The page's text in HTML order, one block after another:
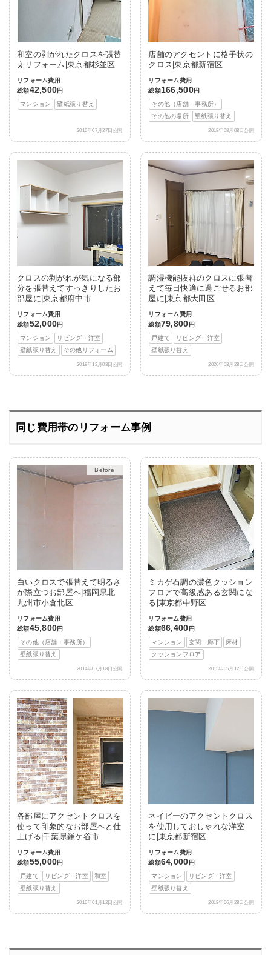
和室の剥がれたクロスを張替
えリフォーム|東京都杉並区
リフォーム費用
総額42,500円
マンション
壁紙張り替え
2016年07月27日公開
店舗のアクセントに格子状の
クロス|東京都新宿区
リフォーム費用
総額166,500円
その他（店舗・事務所）
その他の場所
壁紙張り替え
2018年08月08日公開
クロスの剥がれが気になる部
分を張替えてすっきりしたお
部屋に|東京都府中市
リフォーム費用
総額52,000円
マンション
リビング・洋室
壁紙張り替え
その他リフォーム
2018年12月03日公開
調湿機能抜群のクロスに張替
えて毎日快適に過ごせるお部
屋に|東京都大田区
リフォーム費用
総額79,800 円
戸建て
リビング・洋室
壁紙張り替え
2020年03月28日公開
同じ費用帯のリフォーム事例
After
白いクロスで張替えて明るさ
が際立つお部屋へ|福岡県北
九州市小倉北区
リフォーム費用
総額45,800円
その他（店舗・事務所）
壁紙張り替え
2014年07月18日公開
ミカゲ石調の濃色クッション
フロアで高級感ある玄関にな
る|東京都中野区
リフォーム費用
総額66,400 円
マンション
玄関・廊下
床材
クッションフロア
2015年05月12日公開
各部屋にアクセントクロスを
使って印象的なお部屋へと仕
上げる|千葉県鎌ケ谷市
リフォーム費用
総額55,000円
戸建て
リビング・洋室
和室
壁紙張り替え
2016年01月12日公開
ネイビーのアクセントクロス
を使用しておしゃれな洋室
に|東京都新宿区
リフォーム費用
総額64,000 円
マンション
リビング・洋室
壁紙張り替え
2019年06月28日公開